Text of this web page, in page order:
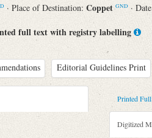
· Place of Destination: Coppet GND ·
full text with registry labelling
Editorial Guidelines Print
Fouqué
Schlegel
Printed
Digitized